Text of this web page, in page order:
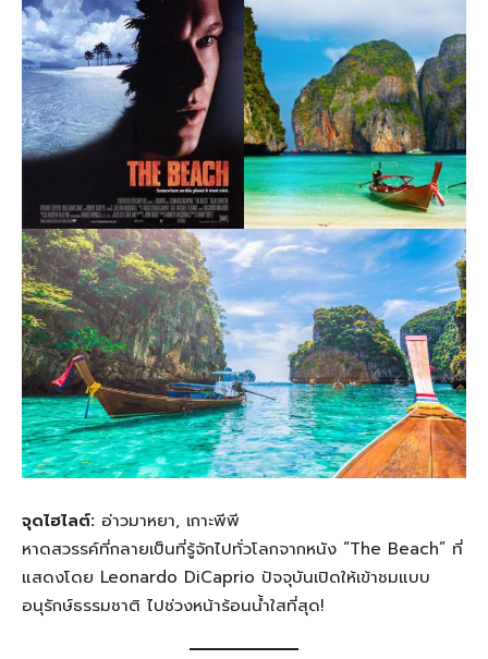
จุดไฮไลต์: อ่าวมาหยา, เกาะพีพี
หาดสวรรค์ที่กลายเป็นที่รู้จักไปทั่วโลกจากหนัง “The Beach” ที่
แสดงโดย Leonardo DiCaprio ปัจจุบันเปิดให้เข้าชมแบบ
อนุรักษ์ธรรมชาติ ไปช่วงหน้าร้อนน้ำใสที่สุด!